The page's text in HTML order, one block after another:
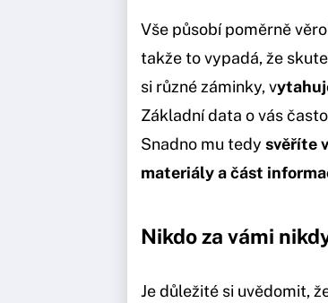
Vše působí poměrně
takže to vypadá, že
si různé záminky, v
Základní data o vás
Snadno mu tedy svěříte
materiály a část
Nikdo za vámi
Je důležité si uvědomit,